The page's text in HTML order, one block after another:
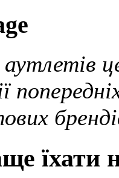
аутлетів
їхати